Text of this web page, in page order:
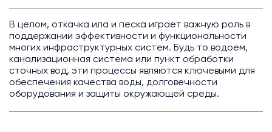
В целом, откачка ила и песка играет важную роль в
поддержании эффективности и функциональности
многих инфраструктурных систем. Будь то водоем,
канализационная система или пункт обработки
сточных вод, эти процессы являются ключевыми для
обеспечения качества воды, долговечности
оборудования и защиты окружающей среды.